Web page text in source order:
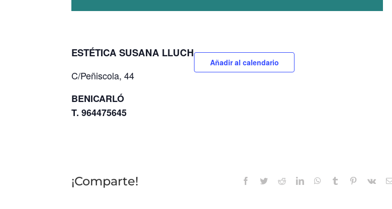
ESTÉTICA SUSANA LLUCH
C/Peñiscola, 44
BENICARLÓ
T. 964475645
Añadir al calendario
¡Comparte! Facebook
TwitterRedditLinkedInWhatsApp
Tumblr Pinterest
Vk